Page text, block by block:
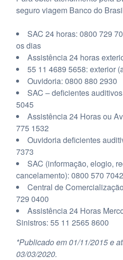
seguro viagem Banco do
SAC 24 horas: 0800 729
os dias
Assistência 24 horas
55 11 4689 5658: exterior
Ouvidoria: 0800 880 2930
SAC – deficientes
5045
Assistência 24 Horas ou
775 1532
Ouvidoria deficientes
7373
SAC (informação, elogio,
cancelamento): 0800 570 7042
Central de
729 0400
Assistência 24 Horas
Sinistros: 55 11 2565 8600
*Publicado em 01/11/2015 e
03/03/2020.